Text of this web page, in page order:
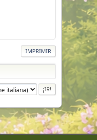
IMPRIMIR